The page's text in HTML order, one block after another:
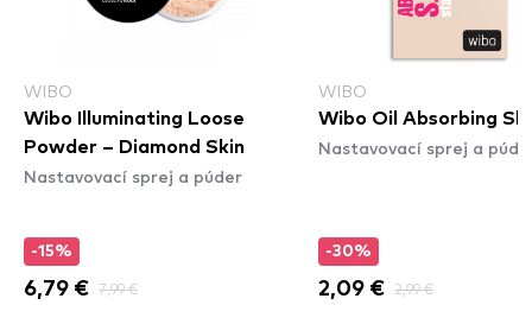
WIBO
Wibo Illuminating Loose
Powder – Diamond Skin
Nastavovací sprej a púder
-15%
6,79 € 7,99 €
WIBO
Wibo Oil Absorbing
Nastavovací sprej a
-30%
2,09 € 2,99 €